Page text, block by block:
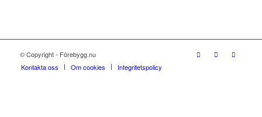
© Copyright - Förebygg.nu
Kontakta oss
Om cookies Integritetspolicy